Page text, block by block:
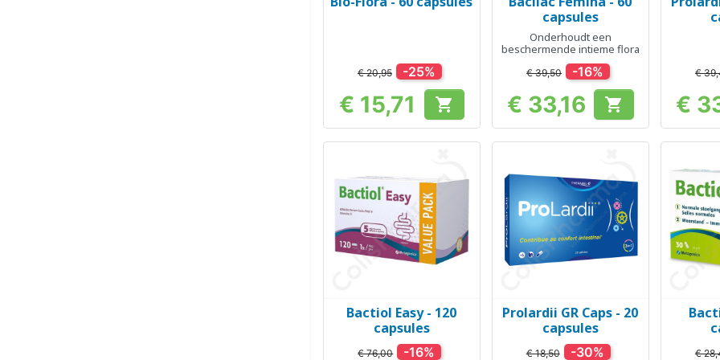
Snel bekijken
€ 20,95 -25%
Prijs
€ 15,71 
 Snel bekijken
capsules
Onderhoudt een
beschermende intieme flora
€ 39,50 -16%
Prijs
€ 33,16 

€
€
Snel bekijken
Bactiol Easy - 120
capsules
€ 76,00 -16%
 Snel bekijken
Prolardii GR Caps - 20
capsules
€ 18,50 -30%

€